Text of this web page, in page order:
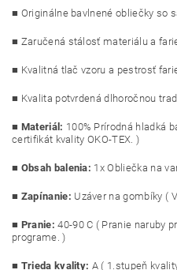
■ Originálne bavlnené obliečky so
■ Zaručená stálosť materiálu a
■ Kvalitná tlač vzoru a pestrosť
■ Kvalita potvrdená dlhoročnou
■ Materiál: 100% Prírodná hladká
certifikát kvality OKO-TEX. )
■ Obsah balenia: 1x Obliečka na
■ Zapínanie: Uzáver na gombíky (
■ Pranie: 40-90C ( Pranie naruby
programe. )
■ Trieda kvality: A ( 1.stupeň